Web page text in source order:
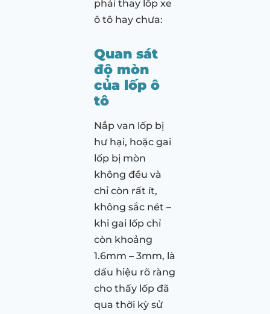
phải thay lốp xe
ô tô hay chưa:
Quan sát
độ mòn
của lốp ô
tô
Nắp van lốp bị
hư hại, hoặc gai
lốp bị mòn
không đều và
chỉ còn rất ít,
không sắc nét –
khi gai lốp chỉ
còn khoảng
1.6mm – 3mm, là
dấu hiệu rõ ràng
cho thấy lốp đã
qua thời kỳ sử